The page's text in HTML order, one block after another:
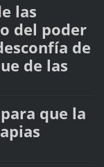
las
del poder
de
de las
que la